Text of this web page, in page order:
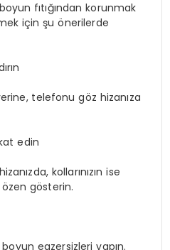
fıtığından korunmak
için şu önerilerde
telefonu göz hizanıza
edin
kollarınızın ise
gösterin.
egzersizleri yapın.